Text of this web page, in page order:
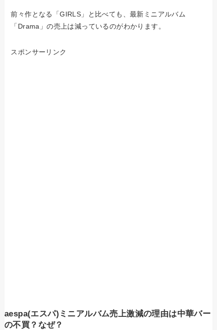
前々作となる「GIRLS」と比べても、最新ミニアルバム
「Drama」の売上は減っているのがわかります。
スポンサーリンク
aespa(エスパ)ミニアルバム売上激減の理由は中華バー
の不買？なぜ？